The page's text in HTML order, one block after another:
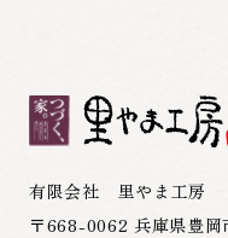
有限会社 里やま工房
〒668-0062 兵庫県豊岡